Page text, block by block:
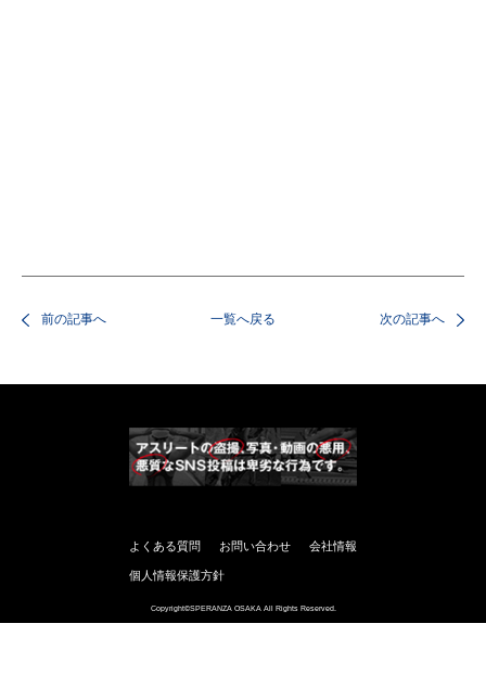
前の記事へ 一覧へ戻る 次の記事へ
よくある質問 お問い合わせ 会社情報
個人情報保護方針
Copyright©SPERANZA OSAKA All Rights Reserved.